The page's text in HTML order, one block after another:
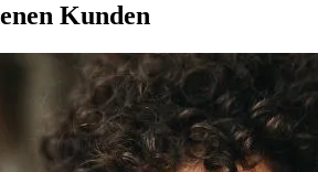
Kunden